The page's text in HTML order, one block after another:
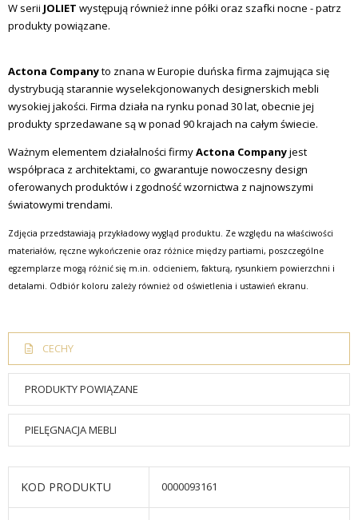
W serii JOLIET występują również inne półki oraz szafki nocne - patrz
produkty powiązane.
Actona Companyto znana w Europie duńska firma zajmująca się
dystrybucją starannie wyselekcjonowanych designerskich mebli
wysokiej jakości. Firma działa na rynku ponad 30 lat, obecnie jej
produkty sprzedawane są w ponad 90 krajach na całym świecie.
Ważnym elementem działalności firmyActona Companyjest
współpraca z architektami, co gwarantuje nowoczesny design
oferowanych produktów i zgodność wzornictwa z najnowszymi
światowymi trendami.
Zdjęcia przedstawiają przykładowy wygląd produktu. Ze względu na właściwości
materiałów, ręczne wykończenie oraz różnice między partiami, poszczególne
egzemplarze mogą różnić się m.in. odcieniem, fakturą, rysunkiem powierzchni i
detalami. Odbiór koloru zależy również od oświetlenia i ustawień ekranu.
CECHY
PRODUKTY POWIĄZANE
PIELĘGNACJA MEBLI
KOD PRODUKTU 0000093161